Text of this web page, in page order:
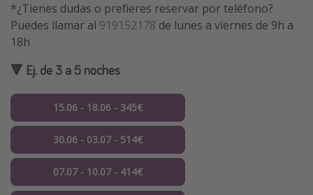
*¿Tienes dudas o prefieres reservar por teléfono?
Puedes llamar al 919152178 de lunes a viernes de 9h a
18h
🔻 Ej. de 3 a 5 noches
15.06 - 18.06 - 345€
30.06 - 03.07 - 514€
07.07 - 10.07 - 414€